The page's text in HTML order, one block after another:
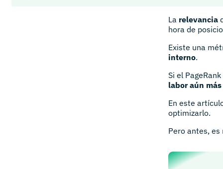
La relevancia
hora de
Existe una
interno.
Si el
labor aún
En este
optimizarlo.
Pero antes, es